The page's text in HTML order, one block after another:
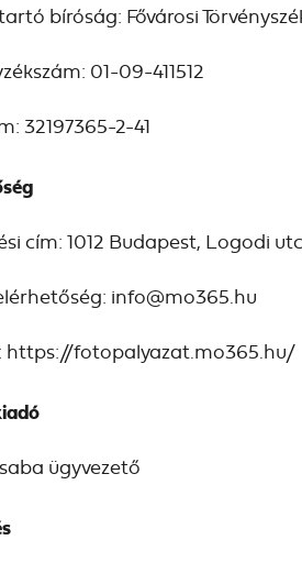
bíróság: Fővárosi
01-09-411512
32197365-2-41
cím: 1012 Budapest, Logodi
info@mo365.hu
https://fotopalyazat.mo365.hu/
ügyvezető